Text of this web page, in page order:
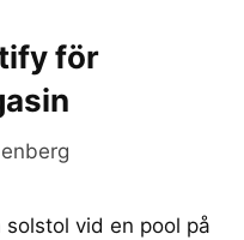
för
vid en pool på